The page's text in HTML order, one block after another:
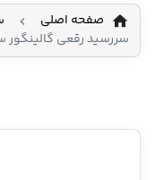
صفحه اصلی
سررسید رقعی گالینگور